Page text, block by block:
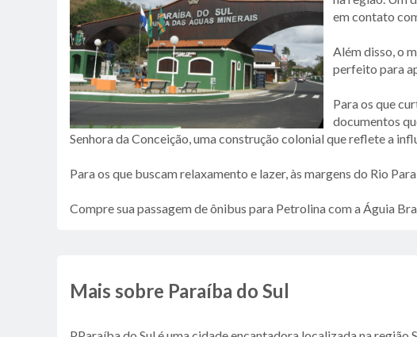
em contato
Além disso, o
perfeito para
Para os que
documentos
Senhora da Conceição, uma construção colonial que reflete a
Para os que buscam relaxamento e lazer, às margens do Rio
Compre sua passagem de ônibus para Petrolina com a Águia
Mais sobre Paraíba do Sul